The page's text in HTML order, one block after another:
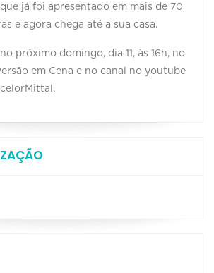
já foi apresentado em mais de 70
e agora chega até a sua casa.
próximo domingo, dia 11, às 16h, no
em Cena e no canal no youtube